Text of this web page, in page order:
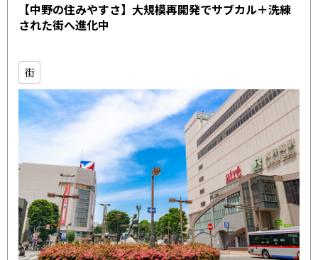
【中野の住みやすさ】大規模再開発でサブカル＋洗練
された街へ進化中
街